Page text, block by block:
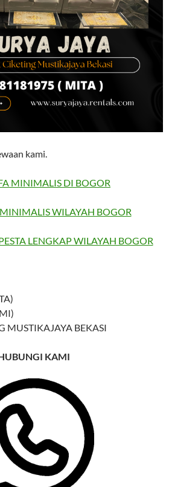
kami.
MINIMALIS DI BOGOR
MINIMALIS WILAYAH BOGOR
LENGKAP WILAYAH BOGOR
MUSTIKAJAYA BEKASI
KAMI